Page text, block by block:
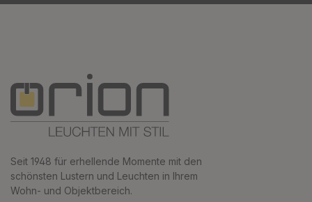
Seit 1948 für erhellende Momente mit den
schönsten Lustern und Leuchten in Ihrem
Wohn- und Objektbereich.